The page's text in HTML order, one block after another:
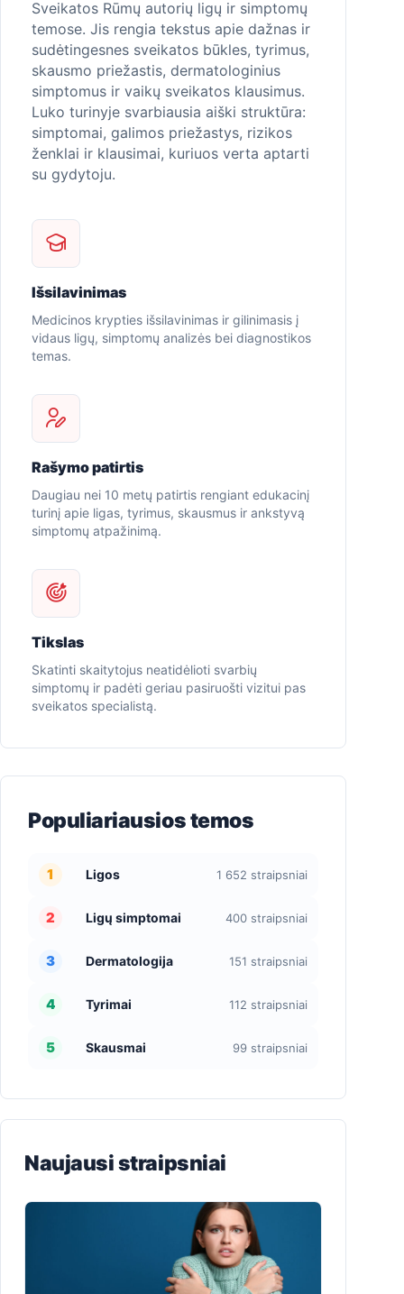
Sveikatos Rūmų autorių ligų ir simptomų
temose. Jis rengia tekstus apie dažnas ir
sudėtingesnes sveikatos būkles, tyrimus,
skausmo priežastis, dermatologinius
simptomus ir vaikų sveikatos klausimus.
Luko turinyje svarbiausia aiški struktūra:
simptomai, galimos priežastys, rizikos
ženklai ir klausimai, kuriuos verta aptarti
su gydytoju.
Išsilavinimas
Medicinos krypties išsilavinimas ir gilinimasis į
vidaus ligų, simptomų analizės bei diagnostikos
temas.
Rašymo patirtis
Daugiau nei 10 metų patirtis rengiant edukacinį
turinį apie ligas, tyrimus, skausmus ir ankstyvą
simptomų atpažinimą.
Tikslas
Skatinti skaitytojus neatidėlioti svarbių
simptomų ir padėti geriau pasiruošti vizitui pas
sveikatos specialistą.
Populiariausios temos
1 Ligos 1 652 straipsniai
2 Ligų simptomai 400 straipsniai
3 Dermatologija 151 straipsniai
4 Tyrimai 112 straipsniai
5 Skausmai 99 straipsniai
Naujausi straipsniai